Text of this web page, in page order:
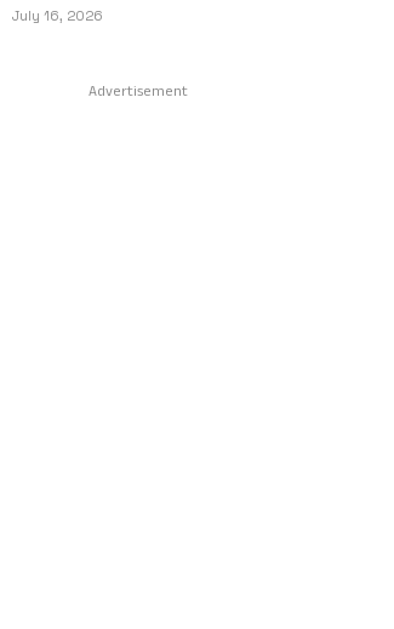
July 16, 2026
Advertisement